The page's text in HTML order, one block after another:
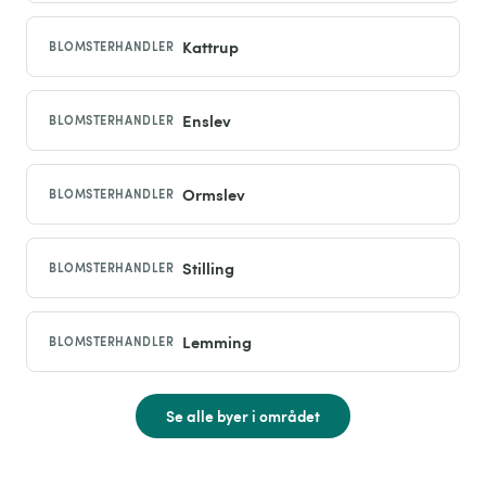
BLOMSTERHANDLER Kattrup
BLOMSTERHANDLER Enslev
BLOMSTERHANDLER Ormslev
BLOMSTERHANDLER Stilling
BLOMSTERHANDLER Lemming
Se alle byer i området